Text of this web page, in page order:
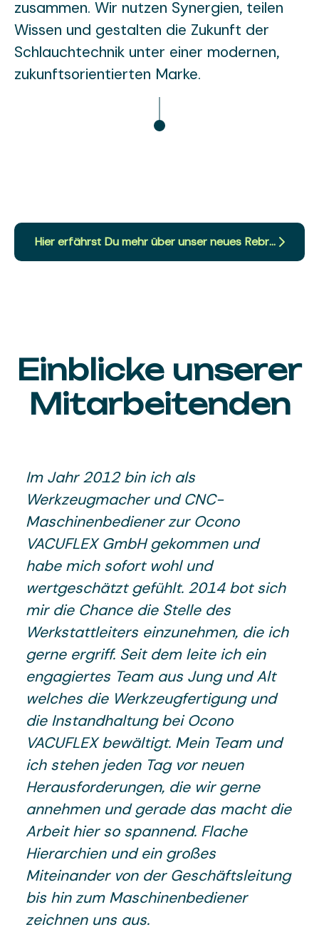
zusammen. Wir nutzen Synergien, teilen
Wissen und gestalten die Zukunft der
Schlauchtechnik unter einer modernen,
zukunftsorientierten Marke.
Hier erfährst Du mehr über unser neues Rebranding!
Einblicke unserer
Mitarbeitenden
Im Jahr 2012 bin ich als
Werkzeugmacher und CNC-
Maschinenbediener zur Ocono
VACUFLEX GmbH gekommen und
habe mich sofort wohl und
wertgeschätzt gefühlt. 2014 bot sich
mir die Chance die Stelle des
Werkstattleiters einzunehmen, die ich
gerne ergriff. Seit dem leite ich ein
engagiertes Team aus Jung und Alt
welches die Werkzeugfertigung und
die Instandhaltung bei Ocono
VACUFLEX bewältigt. Mein Team und
ich stehen jeden Tag vor neuen
Herausforderungen, die wir gerne
annehmen und gerade das macht die
Arbeit hier so spannend. Flache
Hierarchien und ein großes
Miteinander von der Geschäftsleitung
bis hin zum Maschinenbediener
zeichnen uns aus.